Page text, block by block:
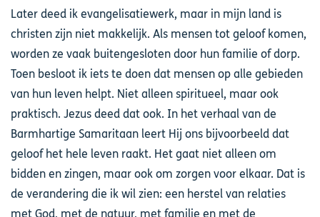
Later deed ik evangelisatiewerk, maar in mijn land is
christen zijn niet makkelijk. Als mensen tot geloof komen,
worden ze vaak buitengesloten door hun familie of dorp.
Toen besloot ik iets te doen dat mensen op alle gebieden
van hun leven helpt. Niet alleen spiritueel, maar ook
praktisch. Jezus deed dat ook. In het verhaal van de
Barmhartige Samaritaan leert Hij ons bijvoorbeeld dat
geloof het hele leven raakt. Het gaat niet alleen om
bidden en zingen, maar ook om zorgen voor elkaar. Dat is
de verandering die ik wil zien: een herstel van relaties
met God, met de natuur, met familie en met de